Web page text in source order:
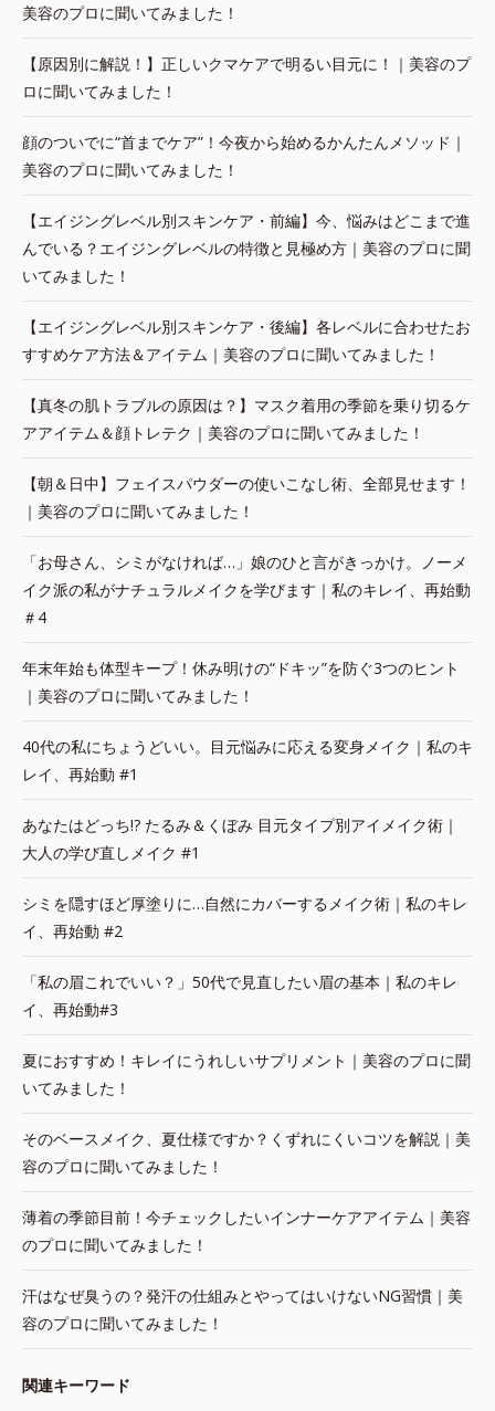
美容のプロに聞いてみました！
【原因別に解説！】正しいクマケアで明るい目元に！｜美容のプ
ロに聞いてみました！
顔のついでに“首までケア”！今夜から始めるかんたんメソッド｜
美容のプロに聞いてみました！
【エイジングレベル別スキンケア・前編】今、悩みはどこまで進
んでいる？エイジングレベルの特徴と見極め方｜美容のプロに聞
いてみました！
【エイジングレベル別スキンケア・後編】各レベルに合わせたお
すすめケア方法＆アイテム｜美容のプロに聞いてみました！
【真冬の肌トラブルの原因は？】マスク着用の季節を乗り切るケ
アアイテム＆顔トレテク｜美容のプロに聞いてみました！
【朝＆日中】フェイスパウダーの使いこなし術、全部見せます！
｜美容のプロに聞いてみました！
「お母さん、シミがなければ…」娘のひと言がきっかけ。ノーメ
イク派の私がナチュラルメイクを学びます｜私のキレイ、再始動
＃4
年末年始も体型キープ！休み明けの“ドキッ”を防ぐ3つのヒント
｜美容のプロに聞いてみました！
40代の私にちょうどいい。目元悩みに応える変身メイク｜私のキ
レイ、再始動 #1
あなたはどっち!? たるみ＆くぼみ 目元タイプ別アイメイク術｜
大人の学び直しメイク #1
シミを隠すほど厚塗りに…自然にカバーするメイク術｜私のキレ
イ、再始動 #2
「私の眉これでいい？」50代で見直したい眉の基本｜私のキレ
イ、再始動#3
夏におすすめ！キレイにうれしいサプリメント｜美容のプロに聞
いてみました！
そのベースメイク、夏仕様ですか？くずれにくいコツを解説｜美
容のプロに聞いてみました！
薄着の季節目前！今チェックしたいインナーケアアイテム｜美容
のプロに聞いてみました！
汗はなぜ臭うの？発汗の仕組みとやってはいけないNG習慣｜美
容のプロに聞いてみました！
関連キーワード